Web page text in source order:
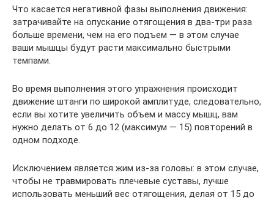
Что касается негативной фазы выполнения движения:
затрачивайте на опускание отягощения в два-три раза
больше времени, чем на его подъем — в этом случае
ваши мышцы будут расти максимально быстрыми
темпами.
Во время выполнения этого упражнения происходит
движение штанги по широкой амплитуде, следовательно,
если вы хотите увеличить объем и массу мышц, вам
нужно делать от 6 до 12 (максимум — 15) повторений в
одном подходе.
Исключением является жим из-за головы: в этом случае,
чтобы не травмировать плечевые суставы, лучше
использовать меньший вес отягощения, делая от 15 до